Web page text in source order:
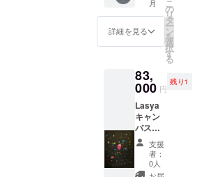
載がな
い場合
は、こ
させて
いただ
きま
す。 飾
る場所
がお決
まりで
したら
お知ら
月
詳細を見る
こ
の
リ
タ
ー
ン
を
選
択
す
る
83,
000 円
残り1
Lasya
キャン
バスに
アクリ
ル、イ
ンク
100×70
支援
者：
0人